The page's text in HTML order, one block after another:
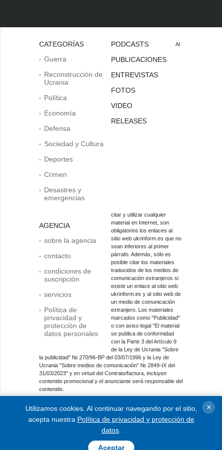
CATEGORÍAS
Guerra
Reconstrucción de
Ucrania
Política
Economía
Defensa
Sociedad y Cultura
Deportes
Crimen
Desastres y
emergencias
AGENCIA
sobre la agencia
contacto
condiciones de
suscripción
servicios
Política de
privacidad y
protección de
datos personales
PODCASTS
PUBLICACIONES
ENTREVISTAS
FOTOS
VIDEO
RELEASES
Al
citar y utilizar cualquier
material en Internet, son
obligatorios los enlaces al
sitio web ukrinform.es que no
sean inferiores al primer
párrafo. Además, sólo es
posible citar los materiales
traducidos de los medios de
comunicación extranjeros si
existe un enlace al sitio web
ukrinform.es y al sitio web de
un medio de comunicación
extranjero. Los materiales
marcados como "Publicidad"
o con aviso legal "El material
se publica de conformidad
con la Parte 3 del Artículo 9
de la Ley de Ucrania "Sobre
la publicidad" № 270/96-ВР del 03/07/1996 y la Ley de
Ucrania "Sobre medios de comunicación" № 2849-IX del
31/03/2023" y en virtud del Contrato/factura, incluyen
contenido promocional y el anunciante será responsable del
contenido.
Entidad de medios en línea; identificador de medios: R40-
01421.
© 2015-2026 Ukrinform. Todos los derechos reservados.
Utilizamos cookies. Al continuar navegando por el sitio,
acepta nuestra Política de privacidad y protección de
datos.
Aceptar
×